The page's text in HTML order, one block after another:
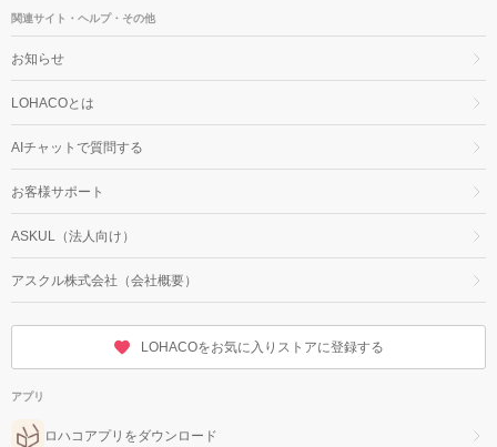
関連サイト・ヘルプ・その他
お知らせ
LOHACOとは
AIチャットで質問する
お客様サポート
ASKUL（法人向け）
アスクル株式会社（会社概要）
LOHACOをお気に入りストアに登録する
アプリ
ロハコアプリをダウンロード